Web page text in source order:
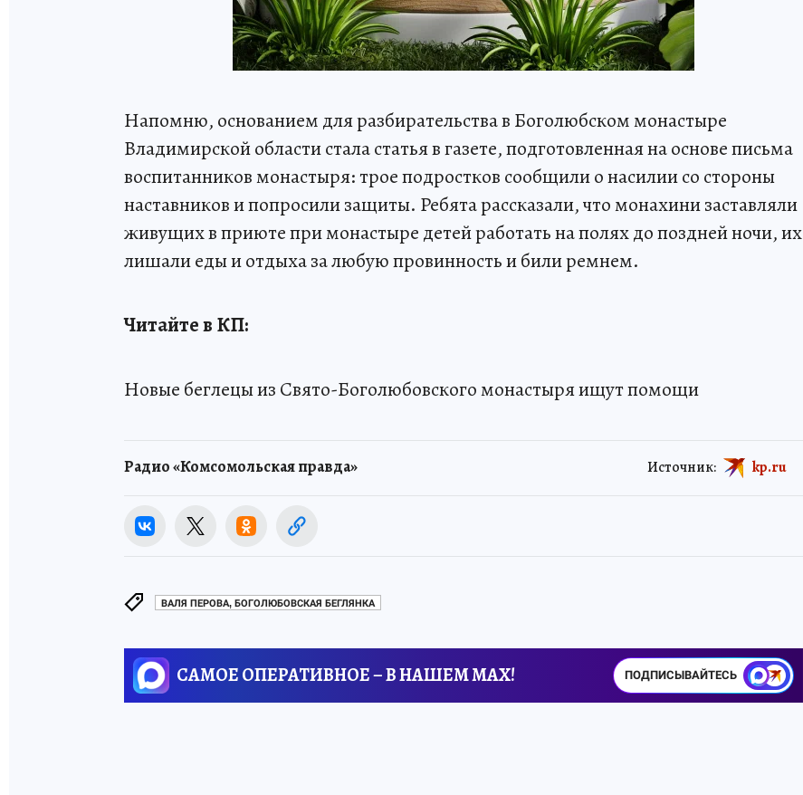
Напомню, основанием для разбирательства в Боголюбском монастыре
Владимирской области стала статья в газете, подготовленная на основе письма
воспитанников монастыря: трое подростков сообщили о насилии со стороны
наставников и попросили защиты. Ребята рассказали, что монахини заставляли
живущих в приюте при монастыре детей работать на полях до поздней ночи, их
лишали еды и отдыха за любую провинность и били ремнем.
Читайте в КП:
Новые беглецы из Свято-Боголюбовского монастыря ищут помощи
Радио «Комсомольская правда» Источник: kp.ru
ВАЛЯ ПЕРОВА, БОГОЛЮБОВСКАЯ БЕГЛЯНКА
САМОЕ ОПЕРАТИВНОЕ – В НАШЕМ MAX! ПОДПИСЫВАЙТЕСЬ